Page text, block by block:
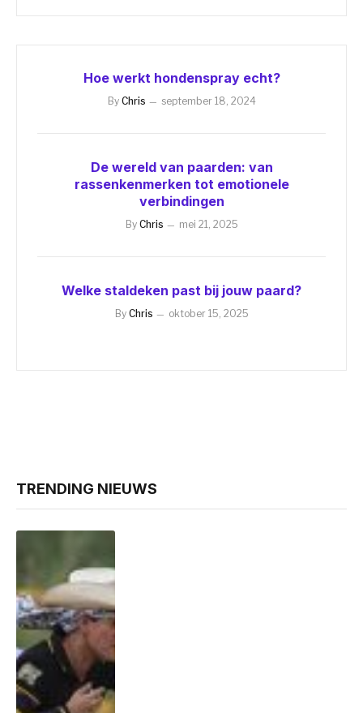
Hoe werkt hondenspray echt?
By Chris september 18, 2024
De wereld van paarden: van
rassenkenmerken tot emotionele
verbindingen
By Chris mei 21, 2025
Welke staldeken past bij jouw paard?
By Chris oktober 15, 2025
TRENDING NIEUWS